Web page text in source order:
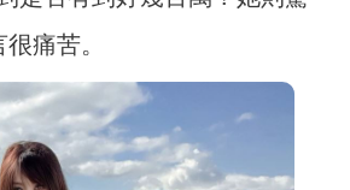
痛苦。